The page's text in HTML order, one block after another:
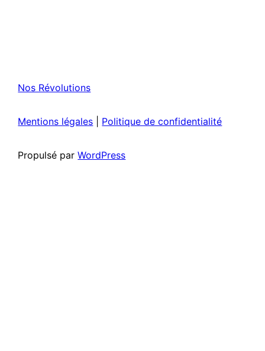
Nos Révolutions
Mentions légales Politique de confidentialité
Propulsé parWordPress